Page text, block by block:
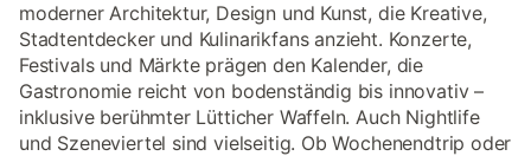
moderner Architektur, Design und Kunst, die Kreative,
Stadtentdecker und Kulinarikfans anzieht. Konzerte,
Festivals und Märkte prägen den Kalender, die
Gastronomie reicht von bodenständig bis innovativ –
inklusive berühmter Lütticher Waffeln. Auch Nightlife
und Szeneviertel sind vielseitig. Ob Wochenendtrip oder